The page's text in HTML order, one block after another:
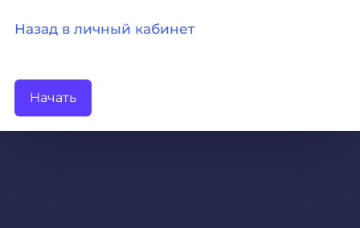
Назад в личный кабинет
Начать